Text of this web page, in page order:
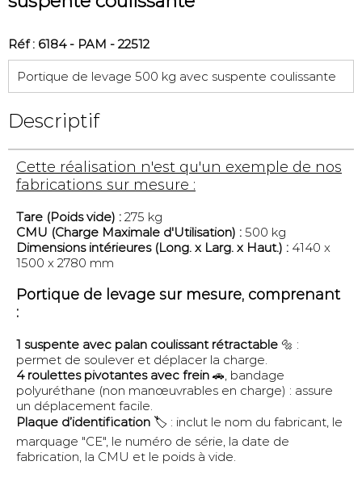
Réf : 6184 - PAM - 22512
Portique de levage 500 kg avec suspente coulissante
Descriptif
Cette réalisation n'est qu'un exemple de nos
fabrications sur mesure :
Tare (Poids vide) : 275 kg
CMU (Charge Maximale d'Utilisation) : 500 kg
Dimensions intérieures (Long. x Larg. x Haut.) : 4140 x
1500 x 2780 mm
Portique de levage sur mesure, comprenant
:
1 suspente avec palan coulissant rétractable 🔩 :
permet de soulever et déplacer la charge.
4 roulettes pivotantes avec frein 🚗, bandage
polyuréthane (non manœuvrables en charge) : assure
un déplacement facile.
Plaque d’identification 🏷️ : inclut le nom du fabricant, le
marquage "CE", le numéro de série, la date de
fabrication, la CMU et le poids à vide.